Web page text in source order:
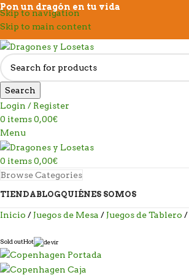
Skip to navigation
Skip to main content
Pon un dragón en tu vida
Search
Login / Register
0 items0,00€
Menu
0 items0,00€
Browse Categories
TIENDABLOGQUIÉNES SOMOS
Inicio Juegos de Mesa Juegos de Tablero
Sold outHot